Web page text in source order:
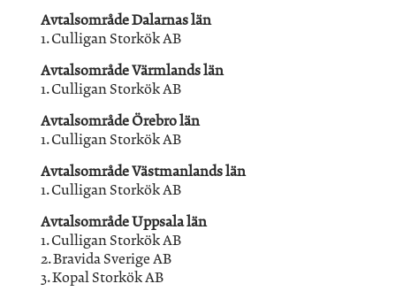
Avtalsområde Dalarnas län
1. Culligan Storkök AB
Avtalsområde Värmlands län
1. Culligan Storkök AB
Avtalsområde Örebro län
1. Culligan Storkök AB
Avtalsområde Västmanlands län
1. Culligan Storkök AB
Avtalsområde Uppsala län
1. Culligan Storkök AB
2. Bravida Sverige AB
3. Kopal Storkök AB